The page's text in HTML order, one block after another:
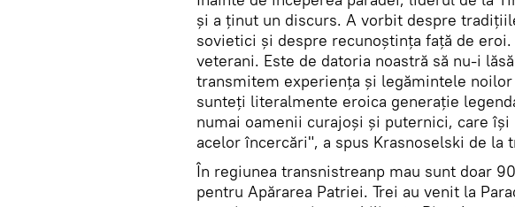
și a ținut un discurs. A vorbit despre
sovietici și despre recunoștința față de
veterani. Este de datoria noastră să nu-i
transmitem experiența și legămintele
sunteți literalmente eroica generație
numai oamenii curajoși și puternici, care își
acelor încercări", a spus Krasnoselski de la
În regiunea transnistreanp mau sunt doar
pentru Apărarea Patriei. Trei au venit la